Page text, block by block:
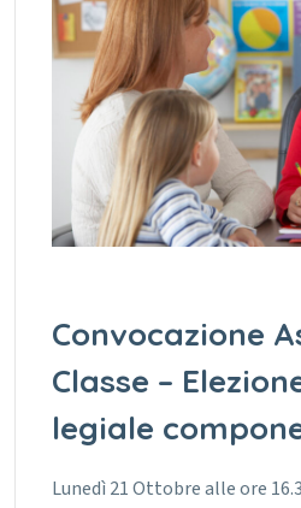
Convocazione
Classe –
legiale
Lunedì 21 Ottobre alle ore